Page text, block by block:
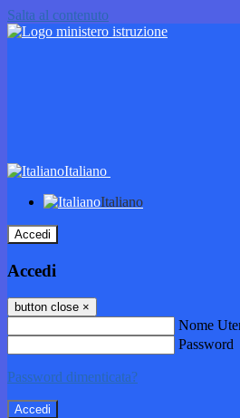
Salta al contenuto
Italiano
Italiano
Accedi
Accedi
button close ×
Nome
Password
Password dimenticata?